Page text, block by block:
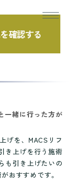
確認する
一緒に行った方が
げを、MACSリフ
き上げを行う施術
も引き上げたいの
おすすめです。